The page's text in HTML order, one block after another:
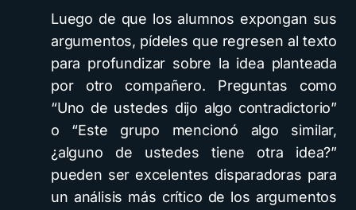
Luego de que los alumnos expongan sus
argumentos, pídeles que regresen al texto
para profundizar sobre la idea planteada
por otro compañero. Preguntas como
“Uno de ustedes dijo algo contradictorio”
o “Este grupo mencionó algo similar,
¿alguno de ustedes tiene otra idea?”
pueden ser excelentes disparadoras para
un análisis más crítico de los argumentos